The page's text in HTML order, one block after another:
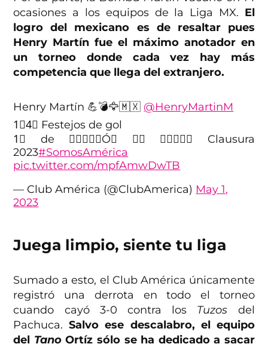
ocasiones a los equipos de la Liga MX. El
logro del mexicano es de resaltar pues
Henry Martín fue el máximo anotador en
un torneo donde cada vez hay más
competencia que llega del extranjero.
Henry Martín 💪💣🦅🇲🇽 @HenryMartinM
1⃣4⃣ Festejos de gol
1⃣ de 𝐂𝐀𝐌𝐏𝐄Ó𝐍 𝐃𝐄 𝐆𝐎𝐋𝐄𝐎 Clausura
2023#SomosAmérica
pic.twitter.com/mpfAmwDwTB
— Club América (@ClubAmerica) May 1,
2023
Juega limpio, siente tu liga
Sumado a esto, el Club América únicamente
registró una derrota en todo el torneo
cuando cayó 3-0 contra los Tuzos del
Pachuca.Salvo ese descalabro, el equipo
del TanoOrtíz sólo se ha dedicado a sacar